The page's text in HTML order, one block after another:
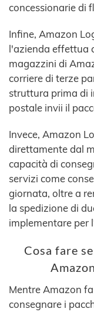
concessionarie di
Infine, Amazon
l'azienda effettua
magazzini di
corriere di terze
struttura prima di
postale invii il
Invece, Amazon
direttamente dal
capacità di
servizi come
giornata, oltre a
la spedizione di
implementare per
Cosa fare
Mentre Amazon
consegnare i